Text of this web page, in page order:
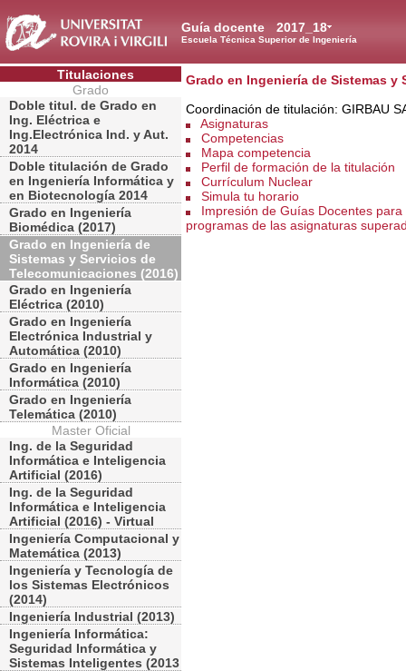
2017_18
Guía docente
Escuela Técnica Superior de Ingeniería
Titulaciones
Grado
Doble titul. de Grado en
Ing. Eléctrica e
Ing.Electrónica Ind. y Aut.
2014
Doble titulación de Grado
en Ingeniería Informática y
en Biotecnología 2014
Grado en Ingeniería
Biomédica (2017)
Grado en Ingeniería de
Sistemas y Servicios de
Telecomunicaciones (2016)
Grado en Ingeniería
Eléctrica (2010)
Grado en Ingeniería
Electrónica Industrial y
Automática (2010)
Grado en Ingeniería
Informática (2010)
Grado en Ingeniería
Telemática (2010)
Master Oficial
Ing. de la Seguridad
Informática e Inteligencia
Artificial (2016)
Ing. de la Seguridad
Informática e Inteligencia
Artificial (2016) - Virtual
Ingeniería Computacional y
Matemática (2013)
Ingeniería y Tecnología de
los Sistemas Electrónicos
(2014)
Ingeniería Industrial (2013)
Ingeniería Informática:
Seguridad Informática y
Sistemas Inteligentes (2013
Grado en Ingeniería de Sistemas y
Coordinación de titulación: GIRBAU
Asignaturas
Competencias
Mapa competencia
Perfil de formación de la titulación
Currículum Nuclear
Simula tu horario
Impresión de Guías Docentes
programas de las asignaturas